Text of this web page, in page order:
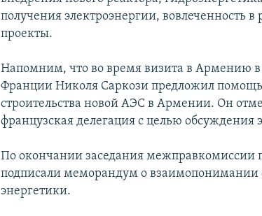
получения электроэнергии, вовлеченность
проекты.
Напомним, что во время визита в Армению в
Франции Николя Саркози предложил
строительства новой АЭС в Армении. Он
французская делегация с целью обсуждения
По окончании заседания
подписали меморандум о взаимопонимании
энергетики.